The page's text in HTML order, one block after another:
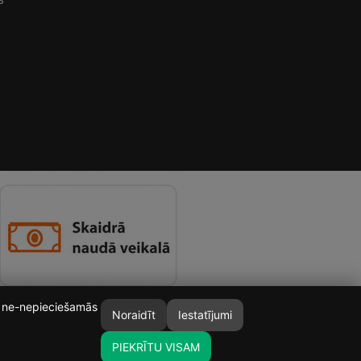
nepieciešamās
Noraidīt Iestatījumi
PIEKRĪTU VISAM